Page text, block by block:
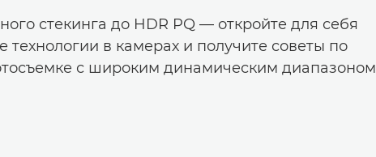
стекинга до HDR PQ — откройте для себя
технологии в камерах и получите советы по
с широким динамическим диапазоном